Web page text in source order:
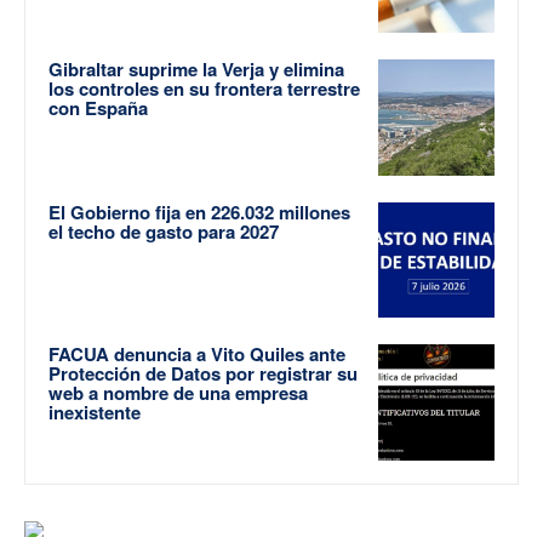
Gibraltar suprime la Verja y elimina
los controles en su frontera terrestre
con España
El Gobierno fija en 226.032 millones
el techo de gasto para 2027
FACUA denuncia a Vito Quiles ante
Protección de Datos por registrar su
web a nombre de una empresa
inexistente